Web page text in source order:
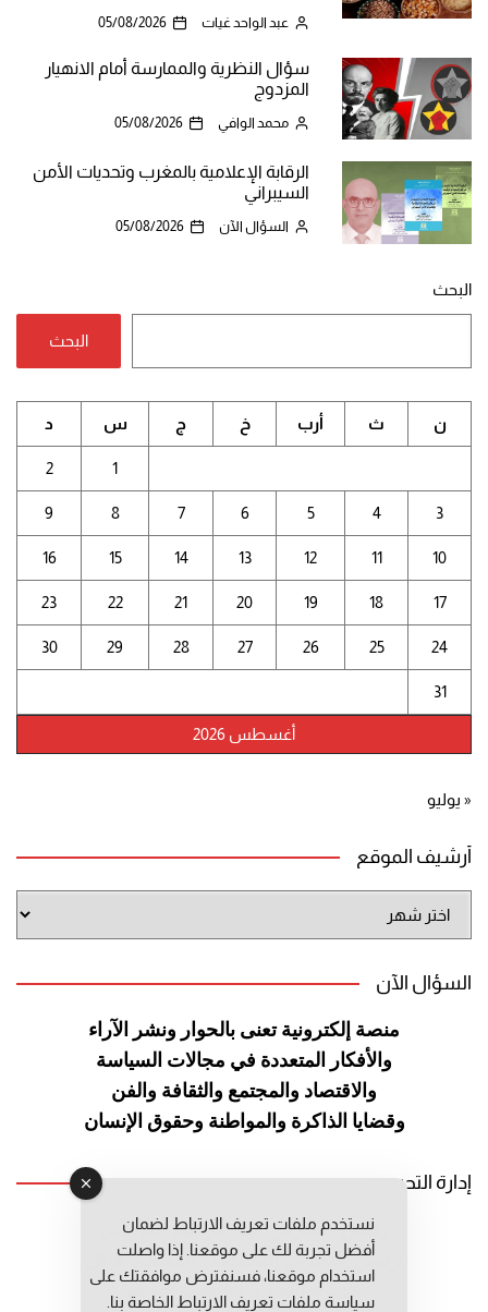
عبد الواحد غيات 05/08/2026
سؤال النظرية والممارسة أمام الانهيار
المزدوج
محمد الوافي 05/08/2026
الرقابة الإعلامية بالمغرب وتحديات الأمن
السيبراني
السؤال الآن 05/08/2026
البحث
البحث
أغسطس 2026
ن ث أرب خ ج س د
1
2
3
4
5
6
7
8
9
10
11
12
13
14
15
16
17
18
19
20
21
22
23
24
25
26
27
28
29
30
31
« يوليو
أرشيف الموقع
الموقع
السؤال الآن
منصة إلكترونية تعنى بالحوار ونشر الآراء
والأفكار المتعددة في مجالات السياسة
والاقتصاد والمجتمع والثقافة والفن
وقضايا الذاكرة والمواطنة وحقوق الإنسان
إدارة التحرير
رئيس التحرير: عبد الرحيم التوراني
رئيس التحرير المساعد: المعطي قبال
مديرة التحرير: فاطمة حوحو
نستخدم ملفات تعريف الارتباط لضمان
أفضل تجربة لك على موقعنا. إذا واصلت
استخدام موقعنا، فسنفترض موافقتك على
سياسة ملفات تعريف الارتباط الخاصة بنا.